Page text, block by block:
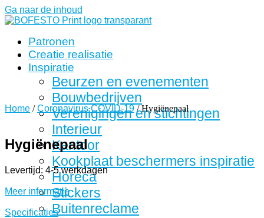
Ga naar de inhoud
Patronen
Creatie realisatie
Inspiratie
Beurzen en evenementen
Bouwbedrijven
Verenigingen en stichtingen
Interieur
Kantoor
Kookplaat beschermers inspiratie
Horeca
Stickers
Buitenreclame
Home /Coronavirus COVID-19 / Hygiënepaal
Hygiënepaal
Levertijd: 4-5 werkdagen
Meer informatie
Specificaties